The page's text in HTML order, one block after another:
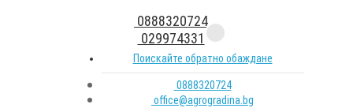
0888320724
029974331
Поискайте обратно обаждане
0888320724
office@agrogradina.bg